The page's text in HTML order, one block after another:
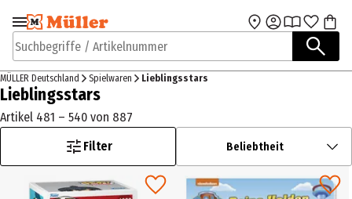
Zur Navigation
springen
Zum Hauptinhalt
Suchbegriffe / Artikelnummer
MÜLLER Deutschland Spielwaren Lieblingsstars
Lieblingsstars
Artikel 481 – 540 von 887
Filter
Beliebtheit